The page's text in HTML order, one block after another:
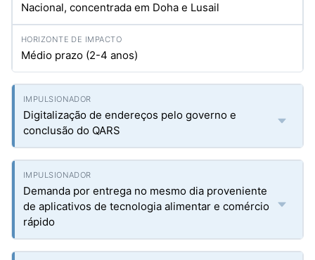
Nacional, concentrada em Doha e Lusail
Médio prazo (2-4 anos)
Digitalização de endereços pelo governo e
conclusão do QARS
Demanda por entrega no mesmo dia proveniente
de aplicativos de tecnologia alimentar e comércio
rápido